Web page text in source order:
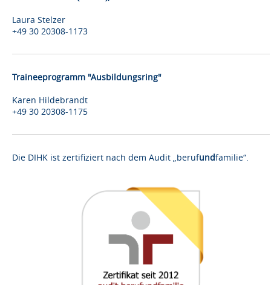
Laura Stelzer
+49 30 20308-1173
Traineeprogramm "Ausbildungsring"
Karen Hildebrandt
+49 30 20308-1175
Die DIHK ist zertifiziert nach dem Audit „berufundfamilie“.